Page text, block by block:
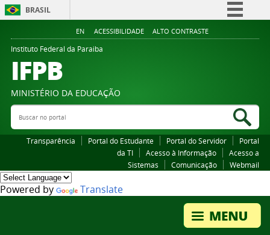
BRASIL
Simplifique!
Legislação
EN ACESSIBILIDADE ALTO CONTRASTE
Instituto Federal da Paraiba
IFPB
MINISTÉRIO DA EDUCAÇÃO
Buscar no portal
Transparência Portal do Estudante Portal do Servidor
Portal
da TI
Acesso à Informação
Acesso a
Sistemas
Comunicação Webmail
Powered by Translate